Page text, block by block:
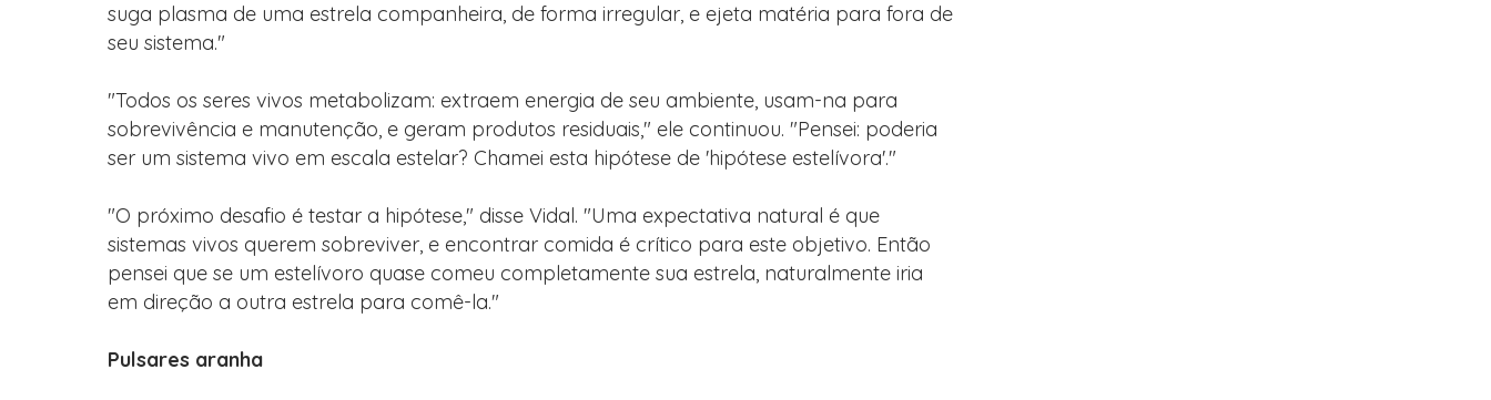
suga plasma de uma estrela companheira, de forma irregular, e ejeta matéria para fora de
seu sistema."
"Todos os seres vivos metabolizam: extraem energia de seu ambiente, usam-na para
sobrevivência e manutenção, e geram produtos residuais," ele continuou. "Pensei: poderia
ser um sistema vivo em escala estelar? Chamei esta hipótese de 'hipótese estelívora'."
"O próximo desafio é testar a hipótese," disse Vidal. "Uma expectativa natural é que
sistemas vivos querem sobreviver, e encontrar comida é crítico para este objetivo. Então
pensei que se um estelívoro quase comeu completamente sua estrela, naturalmente iria
em direção a outra estrela para comê-la."
Pulsares aranha